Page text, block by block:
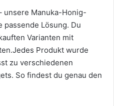
unsere Manuka-Honig-
Lösung. Du
Varianten mit
Produkt wurde
zu verschiedenen
So findest du genau den